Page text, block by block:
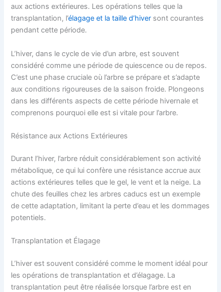
aux actions extérieures. Les opérations telles que la
transplantation, l’élagage et la taille d’hiver sont courantes
pendant cette période.
L’hiver, dans le cycle de vie d’un arbre, est souvent
considéré comme une période de quiescence ou de repos.
C’est une phase cruciale où l’arbre se prépare et s’adapte
aux conditions rigoureuses de la saison froide. Plongeons
dans les différents aspects de cette période hivernale et
comprenons pourquoi elle est si vitale pour l’arbre.
Résistance aux Actions Extérieures
Durant l’hiver, l’arbre réduit considérablement son activité
métabolique, ce qui lui confère une résistance accrue aux
actions extérieures telles que le gel, le vent et la neige. La
chute des feuilles chez les arbres caducs est un exemple
de cette adaptation, limitant la perte d’eau et les dommages
potentiels.
Transplantation et Élagage
L’hiver est souvent considéré comme le moment idéal pour
les opérations de transplantation et d’élagage. La
transplantation peut être réalisée lorsque l’arbre est en